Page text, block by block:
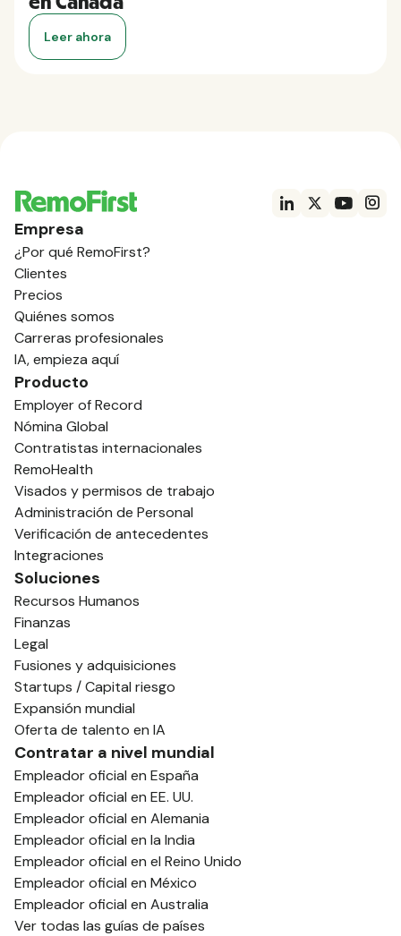
Leer ahora
Empresa
¿Por qué RemoFirst?
Clientes
Precios
Quiénes somos
Carreras profesionales
IA, empieza aquí
Producto
Employer of Record
Nómina Global
Contratistas internacionales
RemoHealth
Visados y permisos de trabajo
Administración de Personal
Verificación de antecedentes
Integraciones
Soluciones
Recursos Humanos
Finanzas
Legal
Fusiones y adquisiciones
Startups / Capital riesgo
Expansión mundial
Oferta de talento en IA
Contratar a nivel mundial
Empleador oficial en España
Empleador oficial en EE. UU.
Empleador oficial en Alemania
Empleador oficial en la India
Empleador oficial en el Reino Unido
Empleador oficial en México
Empleador oficial en Australia
Ver todas las guías de países